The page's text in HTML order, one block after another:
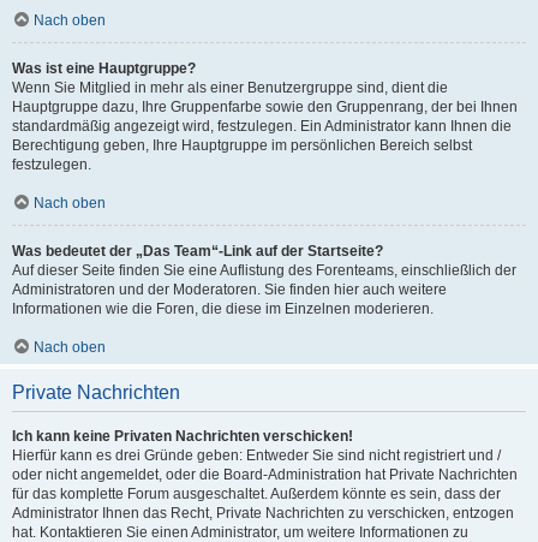
Nach oben
Was ist eine Hauptgruppe?
Wenn Sie Mitglied in mehr als einer Benutzergruppe sind, dient die
Hauptgruppe dazu, Ihre Gruppenfarbe sowie den Gruppenrang, der bei Ihnen
standardmäßig angezeigt wird, festzulegen. Ein Administrator kann Ihnen die
Berechtigung geben, Ihre Hauptgruppe im persönlichen Bereich selbst
festzulegen.
Nach oben
Was bedeutet der „Das Team“-Link auf der Startseite?
Auf dieser Seite finden Sie eine Auflistung des Forenteams, einschließlich der
Administratoren und der Moderatoren. Sie finden hier auch weitere
Informationen wie die Foren, die diese im Einzelnen moderieren.
Nach oben
Private Nachrichten
Ich kann keine Privaten Nachrichten verschicken!
Hierfür kann es drei Gründe geben: Entweder Sie sind nicht registriert und /
oder nicht angemeldet, oder die Board-Administration hat Private Nachrichten
für das komplette Forum ausgeschaltet. Außerdem könnte es sein, dass der
Administrator Ihnen das Recht, Private Nachrichten zu verschicken, entzogen
hat. Kontaktieren Sie einen Administrator, um weitere Informationen zu